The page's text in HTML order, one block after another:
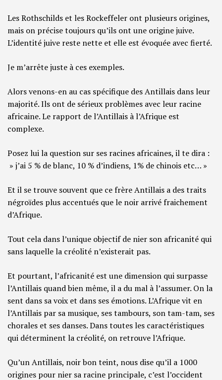
Les Rothschilds et les Rockeffeler ont plusieurs origines,
mais on précise toujours qu’ils ont une origine juive.
L’identité juive reste nette et elle est évoquée avec fierté.
Je m’arrête juste à ces exemples.
Alors venons-en au cas spécifique des Antillais dans leur
majorité. Ils ont de sérieux problèmes avec leur racine
africaine. Le rapport de l’Antillais à l’Afrique est
complexe.
Posez lui la question sur ses racines africaines, il te dira :
» j’ai 5 % de blanc, 10 % d’indiens, 1% de chinois etc… »
Et il se trouve souvent que ce frère Antillais a des traits
négroïdes plus accentués que le noir arrivé fraichement
d’Afrique.
Tout cela dans l’unique objectif de nier son africanité qui
sans laquelle la créolité n’existerait pas.
Et pourtant, l’africanité est une dimension qui surpasse
l’Antillais quand bien même, il a du mal à l’assumer. On la
sent dans sa voix et dans ses émotions. L’Afrique vit en
l’Antillais par sa musique, ses tambours, son tam-tam, ses
chorales et ses danses. Dans toutes les caractéristiques
qui déterminent la créolité, on retrouve l’Afrique.
Qu’un Antillais, noir bon teint, nous dise qu’il a 1000
origines pour nier sa racine principale, c’est l’occident